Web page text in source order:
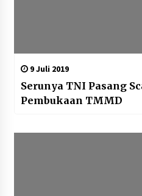
9 Juli 2019
Serunya TNI Pasang
Pembukaan TMMD